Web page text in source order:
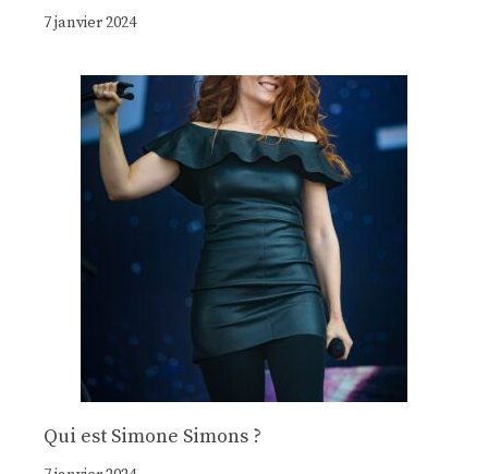
7 janvier 2024
Qui est Simone Simons ?